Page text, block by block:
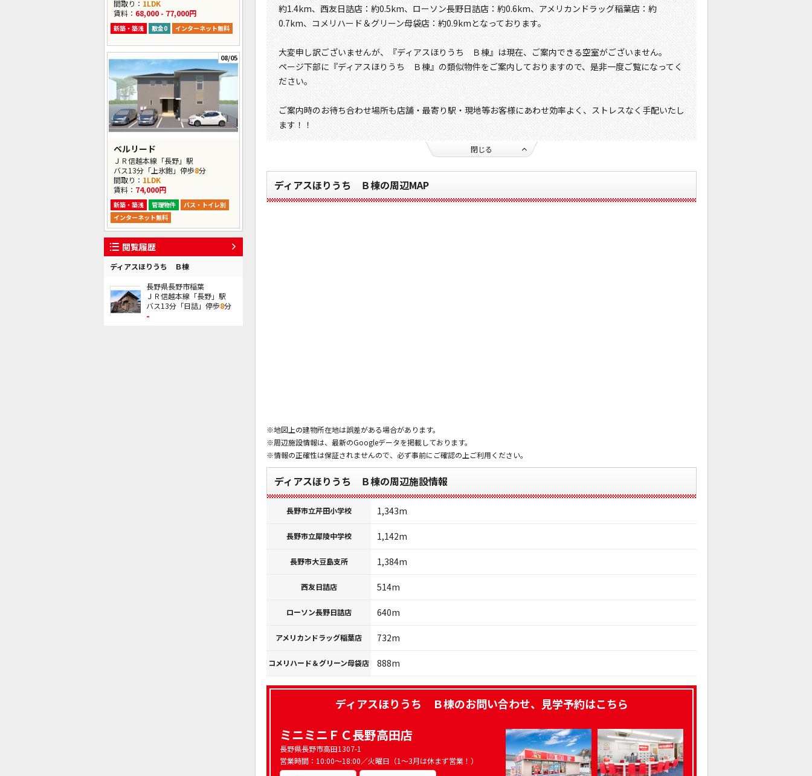
間取り： 1LDK
賃料： 68,000 - 77,000円
新築・築浅 敷金0 インターネット無料
08/05
ベルリード
ＪＲ信越本線「長野」駅
バス13分「上氷鉋」停歩8分
間取り： 1LDK
賃料： 74,000円
新築・築浅 管理物件
バス・トイレ別
インターネット無料
閲覧履歴
ディアスほりうち Ｂ棟
長野県長野市稲葉
ＪＲ信越本線「長野」駅
バス13分「日詰」停歩8分
-
約1.4km、西友日詰店：約0.5km、ローソン長野日詰店：約0.6km、アメリカンドラッグ稲葉店：約
0.7km、コメリハード＆グリーン母袋店：約0.9kmとなっております。
大変申し訳ございませんが、『ディアスほりうち Ｂ棟』は現在、ご案内できる空室がございません。
ページ下部に『ディアスほりうち Ｂ棟』の類似物件をご案内しておりますので、是非一度ご覧になってく
ださい。
ご案内時のお待ち合わせ場所も店舗・最寄り駅・現地等お客様にあわせ効率よく、ストレスなく手配いたし
ます！！
閉じる
ディアスほりうち Ｂ棟の周辺MAP
※地図上の建物所在地は誤差がある場合があります。
※周辺施設情報は、最新のGoogleデータを掲載しております。
※情報の正確性は保証されませんので、必ず事前にご確認の上ご利用ください。
ディアスほりうち Ｂ棟の周辺施設情報
長野市立芹田小学校 1,343m
長野市立犀陵中学校 1,142m
長野市大豆島支所 1,384m
西友日詰店 514m
ローソン長野日詰店 640m
アメリカンドラッグ稲葉店 732m
コメリハード＆グリーン母袋店 888m
ディアスほりうち Ｂ棟のお問い合わせ、見学予約はこちら
ミニミニＦＣ長野高田店
長野県長野市高田1307-1
営業時間：10:00～18:00／火曜日（1～3月は休まず営業！）